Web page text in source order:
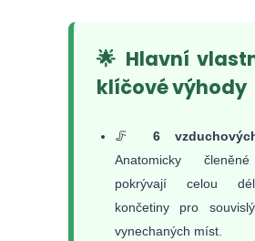
🌟 Hlavní
klíčové výhody
🦵 6
Anatomicky
pokrývají celou
končetiny pro
vynechaných míst.